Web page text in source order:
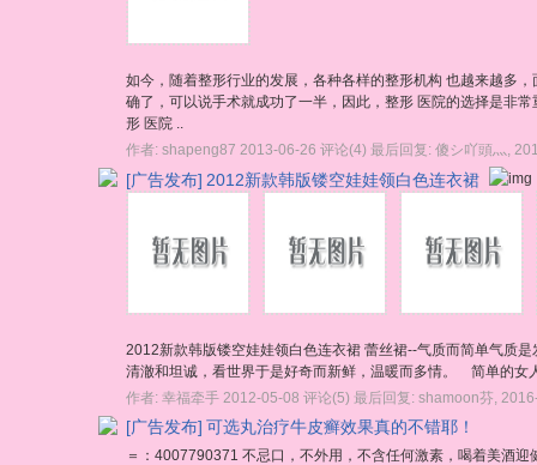
如今，随着整形行业的发展，各种各样的整形机构 也越来越多
确了，可以说手术就成功了一半，因此，整形 医院的选择是非
形 医院 ..
作者: shapeng87 2013-06-26 评论(4) 最后回复: 傻シ吖頭灬
[广告发布] 2012新款韩版镂空娃娃领白色连衣裙
2012新款韩版镂空娃娃领白色连衣裙 蕾丝裙--气质而简单气质
清澈和坦诚，看世界于是好奇而新鲜，温暖而多情。 简单的
作者: 幸福牵手 2012-05-08 评论(5) 最后回复: shamoon芬
[广告发布] 可选丸治疗牛皮癣效果真的不错耶！
＝：4007790371 不忌口，不外用，不含任何激素，喝着美酒